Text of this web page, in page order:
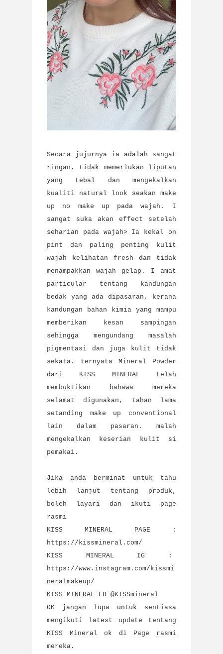
Secara jujurnya ia adalah sangat
ringan, tidak memerlukan liputan
yang tebal dan mengekalkan
kualiti natural look seakan make
up no make up pada wajah. I
sangat suka akan effect setelah
seharian pada wajah> Ia kekal on
pint dan paling penting kulit
wajah kelihatan fresh dan tidak
menampakkan wajah gelap. I amat
particular tentang kandungan
bedak yang ada dipasaran, kerana
kandungan bahan kimia yang mampu
memberikan kesan sampingan
sehingga mengundang masalah
pigmentasi dan juga kulit tidak
sekata. ternyata Mineral Powder
dari KISS MINERAL telah
membuktikan bahawa mereka
selamat digunakan, tahan lama
setanding make up conventional
lain dalam pasaran. malah
mengekalkan keserian kulit si
pemakai.
Jika anda berminat untuk tahu
lebih lanjut tentang produk,
boleh layari dan ikuti page
rasmi
KISS MINERAL PAGE :
https://kissmineral.com/
KISS MINERAL IG :
https://www.instagram.com/kissmi
neralmakeup/
KISS MINERAL FB @KISSmineral
OK jangan lupa untuk sentiasa
mengikuti latest update tentang
KISS Mineral ok di Page rasmi
mereka.